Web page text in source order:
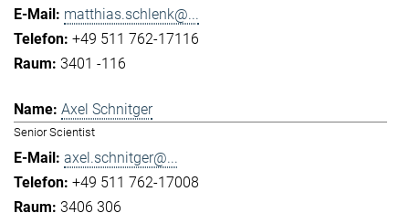
matthias.schlenk@...
+49 511 762-17116
3401 -116
Axel Schnitger
Senior Scientist
axel.schnitger@...
+49 511 762-17008
3406 306